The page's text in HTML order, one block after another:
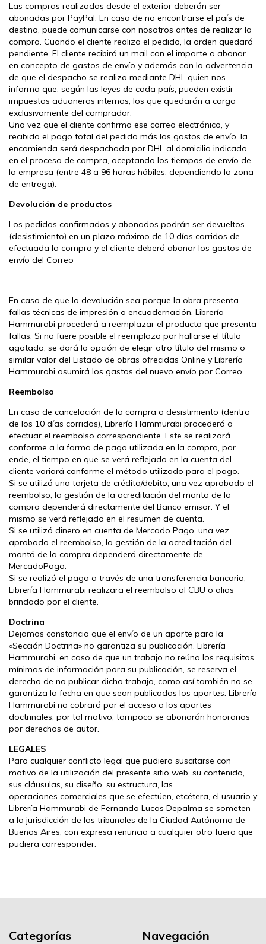
Las compras realizadas desde el exterior deberán ser
abonadas por PayPal. En caso de no encontrarse el país de
destino, puede comunicarse con nosotros antes de realizar la
compra. Cuando el cliente realiza el pedido, la orden quedará
pendiente. El cliente recibirá un mail con el importe a abonar
en concepto de gastos de envío y además con la advertencia
de que el despacho se realiza mediante DHL quien nos
informa que, según las leyes de cada país, pueden existir
impuestos aduaneros internos, los que quedarán a cargo
exclusivamente del comprador.
Una vez que el cliente confirma ese correo electrónico, y
recibido el pago total del pedido más los gastos de envío, la
encomienda será despachada por DHL al domicilio indicado
en el proceso de compra, aceptando los tiempos de envío de
la empresa (entre 48 a 96 horas hábiles, dependiendo la zona
de entrega).
Devolución de productos
Los pedidos confirmados y abonados podrán ser devueltos
(desistimiento) en un plazo máximo de 10 días corridos de
efectuada la compra y el cliente deberá abonar los gastos de
envío del Correo
En caso de que la devolución sea porque la obra presenta
fallas técnicas de impresión o encuadernación, Librería
Hammurabi procederá a reemplazar el producto que presenta
fallas. Si no fuere posible el reemplazo por hallarse el título
agotado, se dará la opción de elegir otro título del mismo o
similar valor del Listado de obras ofrecidas Online y Librería
Hammurabi asumirá los gastos del nuevo envío por Correo.
Reembolso
En caso de cancelación de la compra o desistimiento (dentro
de los 10 días corridos), Librería Hammurabi procederá a
efectuar el reembolso correspondiente. Este se realizará
conforme a la forma de pago utilizada en la compra, por
ende, el tiempo en que se verá reflejado en la cuenta del
cliente variará conforme el método utilizado para el pago.
Si se utilizó una tarjeta de crédito/debito, una vez aprobado el
reembolso, la gestión de la acreditación del monto de la
compra dependerá directamente del Banco emisor. Y el
mismo se verá reflejado en el resumen de cuenta.
Si se utilizó dinero en cuenta de Mercado Pago, una vez
aprobado el reembolso, la gestión de la acreditación del
montó de la compra dependerá directamente de
MercadoPago.
Si se realizó el pago a través de una transferencia bancaria,
Librería Hammurabi realizara el reembolso al CBU o alias
brindado por el cliente.
Doctrina
Dejamos constancia que el envío de un aporte para la
«Sección Doctrina» no garantiza su publicación. Librería
Hammurabi, en caso de que un trabajo no reúna los requisitos
mínimos de información para su publicación, se reserva el
derecho de no publicar dicho trabajo, como así también no se
garantiza la fecha en que sean publicados los aportes. Librería
Hammurabi no cobrará por el acceso a los aportes
doctrinales, por tal motivo, tampoco se abonarán honorarios
por derechos de autor.
LEGALES
Para cualquier conflicto legal que pudiera suscitarse con
motivo de la utilización del presente sitio web, su contenido,
sus cláusulas, su diseño, su estructura, las
operaciones comerciales que se efectúen, etcétera, el usuario y
Librería Hammurabi de Fernando Lucas Depalma se someten
a la jurisdicción de los tribunales de la Ciudad Autónoma de
Buenos Aires, con expresa renuncia a cualquier otro fuero que
pudiera corresponder.
Categorías Navegación